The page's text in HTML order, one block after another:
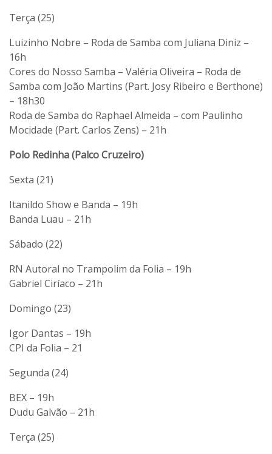
Terça (25)
Luizinho Nobre – Roda de Samba com Juliana Diniz –
16h
Cores do Nosso Samba – Valéria Oliveira – Roda de
Samba com João Martins (Part. Josy Ribeiro e Berthone)
– 18h30
Roda de Samba do Raphael Almeida – com Paulinho
Mocidade (Part. Carlos Zens) – 21h
Polo Redinha (Palco Cruzeiro)
Sexta (21)
Itanildo Show e Banda – 19h
Banda Luau – 21h
Sábado (22)
RN Autoral no Trampolim da Folia – 19h
Gabriel Ciríaco – 21h
Domingo (23)
Igor Dantas – 19h
CPI da Folia – 21
Segunda (24)
BEX – 19h
Dudu Galvão – 21h
Terça (25)